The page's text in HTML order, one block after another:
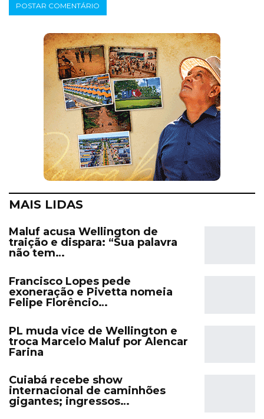
MAIS LIDAS
Maluf acusa Wellington de
traição e dispara: “Sua palavra
não tem…
Francisco Lopes pede
exoneração e Pivetta nomeia
Felipe Florêncio…
PL muda vice de Wellington e
troca Marcelo Maluf por Alencar
Farina
Cuiabá recebe show
internacional de caminhões
gigantes; ingressos…